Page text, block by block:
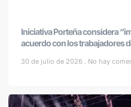
Iniciativa Porteña considera
acuerdo con los trabajadores
30 de julio de 2026 No hay